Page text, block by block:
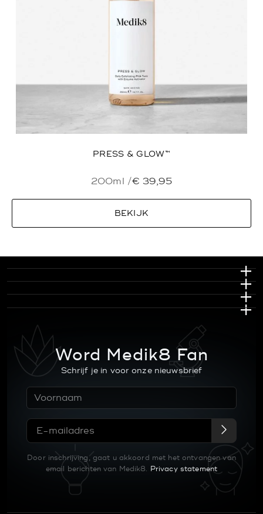
PRESS & GLOW™
200ml /€ 39,95
BEKIJK
Word Medik8 Fan
Schrijf je in voor onze nieuwsbrief
Door inschrijving, gaat u akkoord met het ontvangen van
email berichten van Medik8. Privacy statement